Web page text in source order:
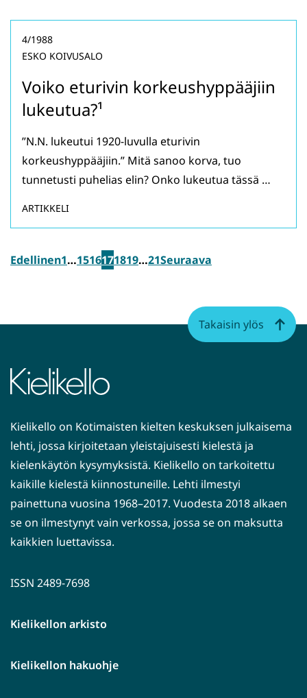
Voiko eturivin korkeushyppääjiin
lukeutua?¹
4/1988
ESKO KOIVUSALO
”N.N. lukeutui 1920-luvulla eturivin
korkeushyppääjiin.” Mitä sanoo korva, tuo
tunnetusti puhelias elin? Onko lukeutua tässä …
ARTIKKELI
Edellinen1…1516171819…21Seuraava
Kielikello on Kotimaisten kielten keskuksen julkaisema
lehti, jossa kirjoitetaan yleistajuisesti kielestä ja
kielenkäytön kysymyksistä. Kielikello on tarkoitettu
kaikille kielestä kiinnostuneille. Lehti ilmestyi
painettuna vuosina 1968–2017. Vuodesta 2018 alkaen
se on ilmestynyt vain verkossa, jossa se on maksutta
kaikkien luettavissa.
ISSN 2489-7698
Kielikellon arkisto
Kielikellon hakuohje
Takaisin ylös